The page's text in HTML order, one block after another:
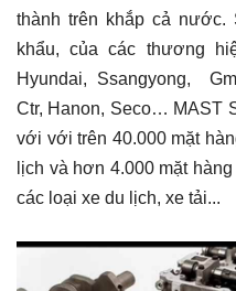
thành trên khắp cả nước.
khẩu, của các thương
Hyundai, Ssangyong,
Ctr, Hanon, Seco… MAST
với với trên 40.000 mặt
lịch và hơn 4.000 mặt
các loại xe du lịch, xe tải...